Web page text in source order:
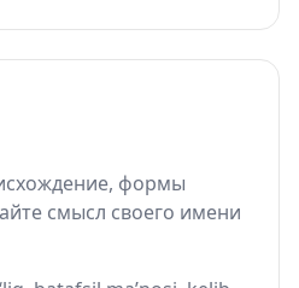
формы
смысл своего имени